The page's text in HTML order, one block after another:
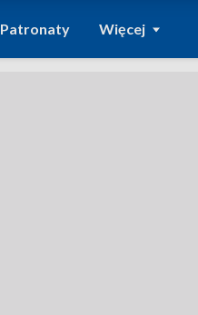
Patronaty Więcej